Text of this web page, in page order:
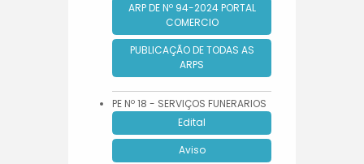
ARP DE Nº 94-2024 PORTAL
COMERCIO
PUBLICAÇÃO DE TODAS AS
ARPS
PE Nº 18 - SERVIÇOS FUNERARIOS
Edital
Aviso